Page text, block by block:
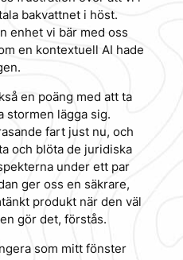
bakvattnet i höst.
enhet vi bär med oss
en kontextuell AI hade
en poäng med att ta
stormen lägga sig.
fart just nu, och
och blöta de juridiska
under ett par
ger oss en säkrare,
produkt när den väl
gör det, förstås.
som mitt fönster